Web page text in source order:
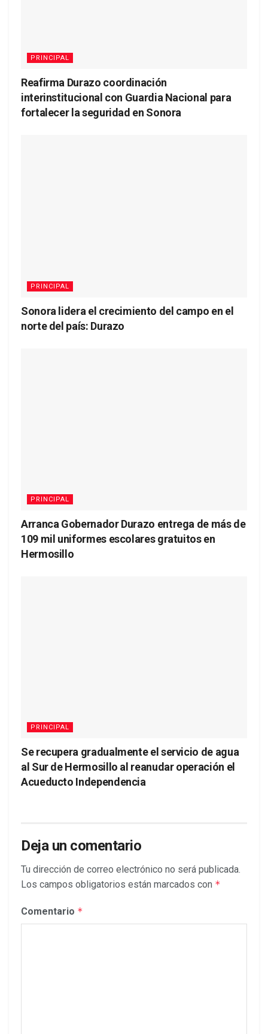
PRINCIPAL
Reafirma Durazo coordinación
interinstitucional con Guardia Nacional para
fortalecer la seguridad en Sonora
PRINCIPAL
Sonora lidera el crecimiento del campo en el
norte del país: Durazo
PRINCIPAL
Arranca Gobernador Durazo entrega de más de
109 mil uniformes escolares gratuitos en
Hermosillo
PRINCIPAL
Se recupera gradualmente el servicio de agua
al Sur de Hermosillo al reanudar operación el
Acueducto Independencia
Deja un comentario
Tu dirección de correo electrónico no será publicada.
Los campos obligatorios están marcados con *
Comentario *